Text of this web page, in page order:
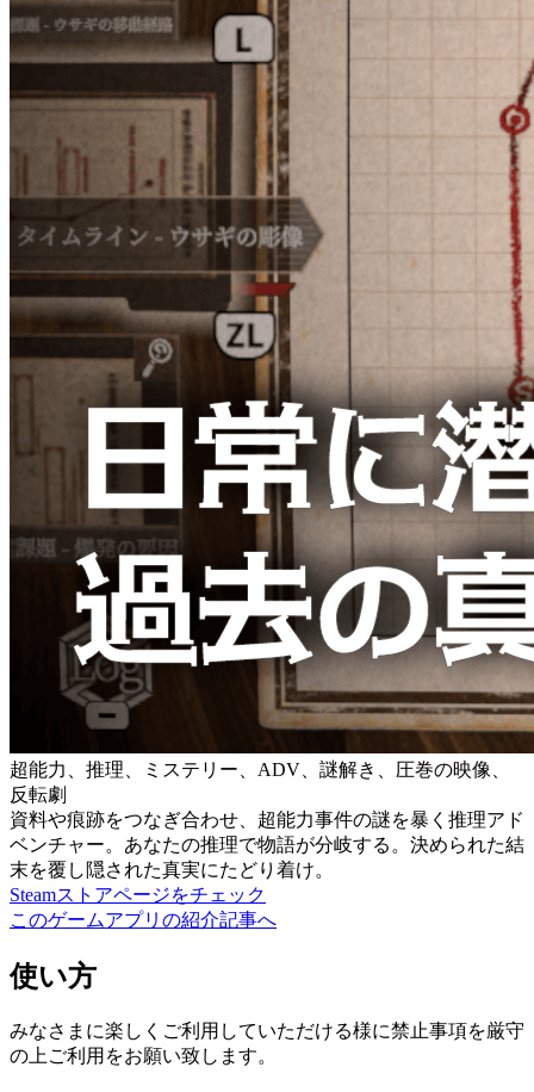
超能力、推理、ミステリー、ADV、謎解き、圧巻の映像、
反転劇
資料や痕跡をつなぎ合わせ、超能力事件の謎を暴く推理アド
ベンチャー。あなたの推理で物語が分岐する。決められた結
末を覆し隠された真実にたどり着け。
Steamストアページをチェック
このゲームアプリの紹介記事へ
使い方
みなさまに楽しくご利用していただける様に禁止事項を厳守
の上ご利用をお願い致します。